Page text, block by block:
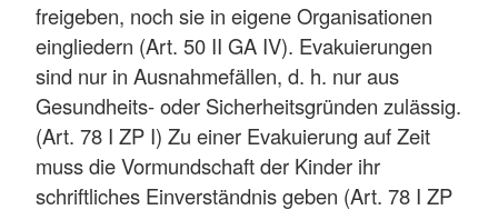
freigeben, noch sie in eigene Organisationen
eingliedern (Art. 50 II GA IV). Evakuierungen
sind nur in Ausnahmefällen, d. h. nur aus
Gesundheits- oder Sicherheitsgründen zulässig.
(Art. 78 I ZP I) Zu einer Evakuierung auf Zeit
muss die Vormundschaft der Kinder ihr
schriftliches Einverständnis geben (Art. 78 I ZP